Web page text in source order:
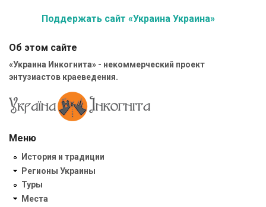
Поддержать сайт «Украина Украина»
Об этом сайте
«Украина Инкогнита» - некоммерческий проект
энтузиастов краеведения.
Меню
История и традиции
Регионы Украины
Туры
Места